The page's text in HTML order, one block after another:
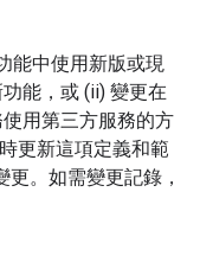
能中使用新版或現
能，或 (ii) 變更在
用第三方服務的方
更新這項定義和範
。如需變更記錄，